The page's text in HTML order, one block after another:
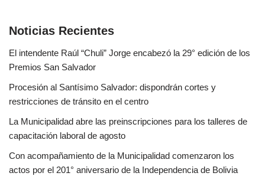
Noticias Recientes
El intendente Raúl “Chuli” Jorge encabezó la 29° edición de los
Premios San Salvador
Procesión al Santísimo Salvador: dispondrán cortes y
restricciones de tránsito en el centro
La Municipalidad abre las preinscripciones para los talleres de
capacitación laboral de agosto
Con acompañamiento de la Municipalidad comenzaron los
actos por el 201° aniversario de la Independencia de Bolivia